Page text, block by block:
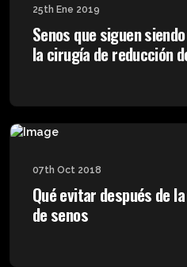
25th Ene 2019
Senos que siguen
la cirugía de reducción
07th Oct 2018
Qué evitar después de
de senos